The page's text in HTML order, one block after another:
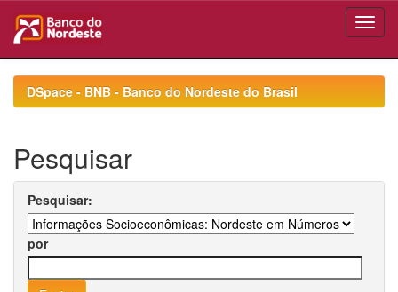
navigationDSpace - BNB - Banco do Nordeste do Brasil
Pesquisar
Pesquisar:
por